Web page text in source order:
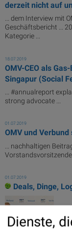
derzeit nicht auf
... dem Interview mit
Geschäftsbericht ...
Kategorie ...
18.07.2019
OMV-CEO als
Singapur (Social
... #annualreport
strong advocate ...
01.07.2019
OMV und
... nachhaltigen
01.07.2019
Deals, Dinge,
Dienste,